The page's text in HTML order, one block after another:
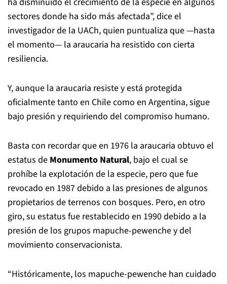
Elcambio climático, las sequías y el aumento de
temperaturas han debilitado a algunas poblaciones,
donde los individuos comenzaron a perder sus ramas
bajas. “Es como que la araucaria comienza a
disminuir su evapotranspiración y de esa manera tener
un mejor equilibrio con el agua disponible que tiene. El
cambio climático lo que ha generado también es que
sectores donde ha sido más afectada”, dice el
investigador de la UACh, quien puntualiza que —hasta
el momento— la araucaria ha resistido con cierta
resiliencia.
Y, aunque la araucaria resiste y está protegida
oficialmente tanto en Chile como en Argentina, sigue
bajo presión y requiriendo del compromiso humano.
Basta con recordar que en 1976 la araucaria obtuvo el